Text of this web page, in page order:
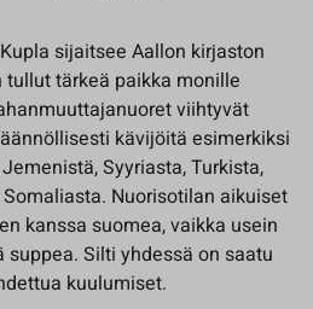
sijaitsee Aallon kirjaston
tullut tärkeä paikka monille
viihtyvät
kävijöitä esimerkiksi
Syyriasta, Turkista,
Nuorisotilan aikuiset
kanssa suomea, vaikka usein
Silti yhdessä on saatu
kuulumiset.